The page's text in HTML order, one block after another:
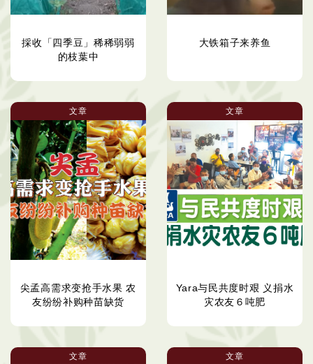
採收「四季豆」稀稀弱弱
的枝葉中
大铁箱子来养鱼
文章
尖孟高需求变抢手水果 农
友纷纷补购种苗缺货
文章
Yara与民共度时艰 义捐水
灾农友６吨肥
文章 文章